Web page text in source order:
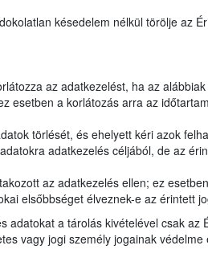
késedelem nélkül törölje az
az adatkezelést, ha az
a korlátozás arra az
törlését, és ehelyett kéri azok
adatkezelés céljából, de az
az adatkezelés ellen; ez
elsőbbséget élveznek-e az érintett
adatokat a tárolás kivételével csak
vagy jogi személy jogainak